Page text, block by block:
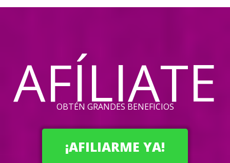
AFÍLIATE
OBTÉN GRANDES BENEFICIOS
¡AFILIARME YA!